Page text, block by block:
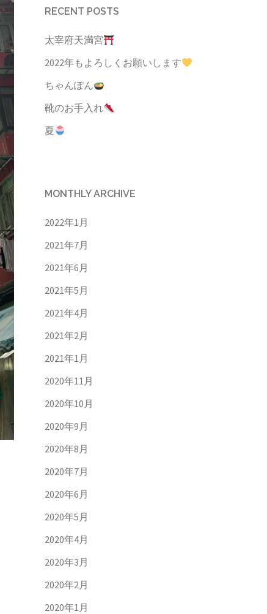
RECENT POSTS
太宰府天満宮
2022年もよろしくお願いします
ちゃんぽん
靴のお手入れ
夏
MONTHLY ARCHIVE
2022年1月
2021年7月
2021年6月
2021年5月
2021年4月
2021年2月
2021年1月
2020年11月
2020年10月
2020年9月
2020年8月
2020年7月
2020年6月
2020年5月
2020年4月
2020年3月
2020年2月
2020年1月